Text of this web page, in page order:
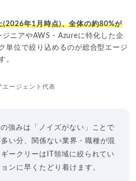
(2026年1月時点)、全体の約80%が
ニアやAWS・Azureに特化した企
単位で絞り込めるのが総合型エージ
。
エージェント代表
強みは「ノイズがない」ことで
い分、関係ない業界・職種が混
ークリーはIT領域に絞られてい
ンに早くたどり着けます。